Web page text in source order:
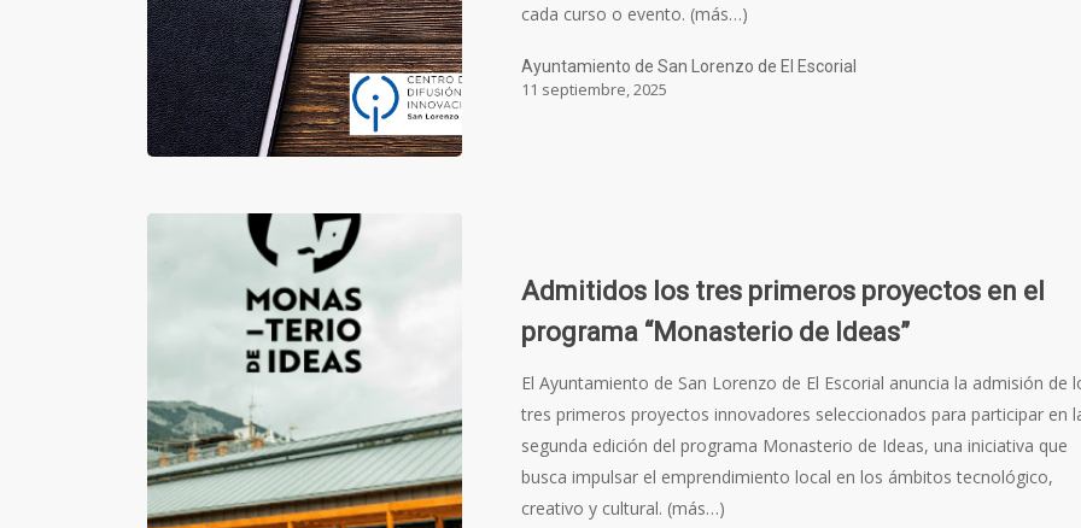
cada curso o evento. (más…)
Ayuntamiento de San Lorenzo de El Escorial
11 septiembre, 2025
Admitidos los tres primeros proyectos en el
programa “Monasterio de Ideas”
El Ayuntamiento de San Lorenzo de El Escorial anuncia la admisión de
tres primeros proyectos innovadores seleccionados para participar en
segunda edición del programa Monasterio de Ideas, una iniciativa que
busca impulsar el emprendimiento local en los ámbitos tecnológico,
creativo y cultural. (más…)